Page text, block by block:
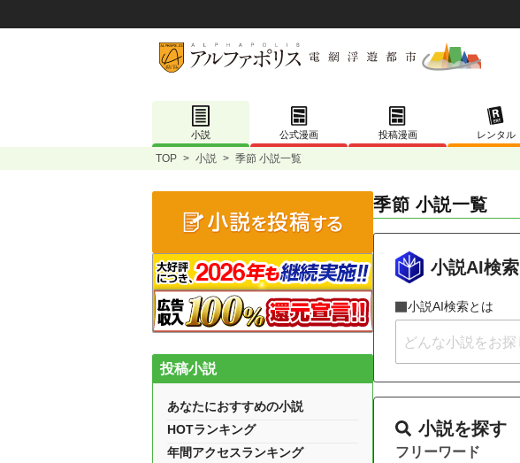
小説 公式漫画 投稿漫画 レンタル
TOP > 小説 > 季節 小説一覧
季節 小説一覧
小説AI検索
小説AI検索とは
小説を探す
フリーワード
投稿小説
あなたにおすすめの小説
HOTランキング
年間アクセスランキング